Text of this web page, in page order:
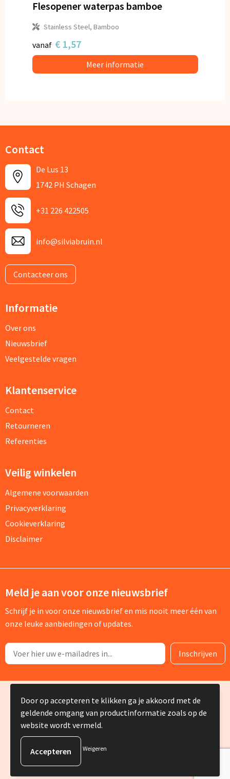
Flesopener waterpas bamboe
Stainless Steel, Bamboo
vanaf € 1,57
Meer informatie
Contact
De Lus 13
1742 PH Schagen
+31 226 422505
info@silviabruin.nl
Contacteer ons
Informatie
Over ons
Nieuwsbrief
Veelgestelde vragen
Klantenservice
Contact
Retourneren
Referenties
Veilig winkelen
Algemene voorwaarden
Privacyverklaring
Cookieverklaring
Disclaimer
Meld je aan voor onze nieuwsbrief
Schrijf je in voor onze nieuwsbrief en mis nooit meer één van
onze leuke aanbiedingen of updates.
© Copyright Silvia Bruin reclame-advies 2025
Door op accepteren te klikken ga je akkoord met de
geldende omgang van productinformatie zoals op de
website wordt vermeld.
Weigeren